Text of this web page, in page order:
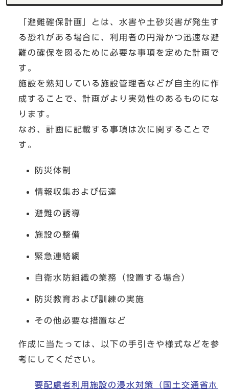
「避難確保計画」とは、水害や土砂災害が発生す
る恐れがある場合に、利用者の円滑かつ迅速な避
難の確保を図るために必要な事項を定めた計画で
す。
施設を熟知している施設管理者などが自主的に作
成することで、計画がより実効性のあるものにな
ります。
なお、計画に記載する事項は次に関することで
す。
防災体制
情報収集および伝達
避難の誘導
施設の整備
緊急連絡網
自衛水防組織の業務（設置する場合）
防災教育および訓練の実施
その他必要な措置など
作成に当たっては、以下の手引きや様式などを参
考にしてください。
要配慮者利用施設の浸水対策（国土交通省ホ